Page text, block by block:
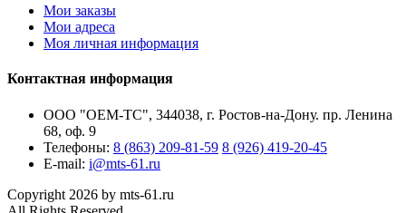
Мои заказы
Мои адреса
Моя личная информация
Контактная информация
ООО "ОЕМ-ТС", 344038, г. Ростов-на-Дону. пр. Ленина
68, оф. 9
Телефоны: 8 (863) 209-81-59 8 (926) 419-20-45
E-mail: i@mts-61.ru
Copyright 2026 by mts-61.ru